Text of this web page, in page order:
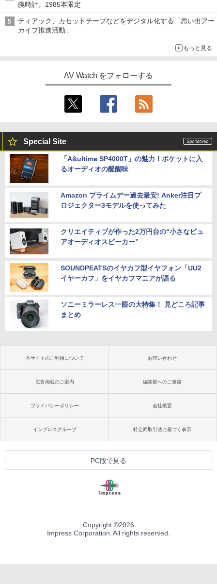
腕時計。1985本限定
ティアック、カセットテープなどをデジタル化する「思い出アー
カイブ推進活動」
もっと見る
AV Watch をフォローする
Special Site
「A&ultima SP4000T」の魅力！ポケットに入
るオーディオの醍醐味
Amazon プライムデー過去最安! Anker注目プ
ロジェクター3モデルを使ってみた
クリエイティブが作った2万円台の“小さなピュ
アオーディオスピーカー”
SOUNDPEATSのイヤカフ型イヤフォン「UU2
イヤーカフ」をイヤカフマニアが語る
ソニーミラーレス一眼の大特集！ 見どころ記事
まとめ
本サイトのご利用について お問い合わせ
広告掲載のご案内 編集部へのご連絡
プライバシーポリシー 会社概要
インプレスグループ 特定商取引法に基づく表示
PC版で見る
Copyright ©2026
Impress Corporation. All rights reserved.